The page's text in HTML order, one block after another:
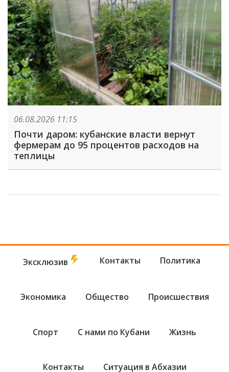
06.08.2026 11:15
Почти даром: кубанские власти вернут
фермерам до 95 процентов расходов на
теплицы
Эксклюзив Контакты Политика
Экономика Общество Происшествия
Спорт С нами по Кубани Жизнь
Контакты Ситуация в Абхазии